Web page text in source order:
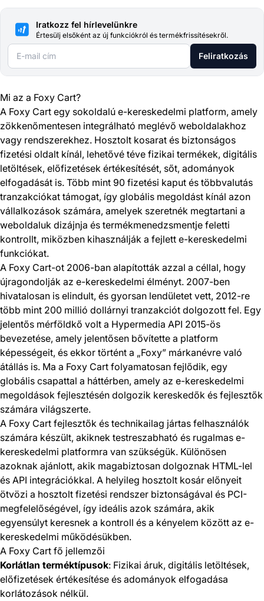
Iratkozz fel hírlevelünkre
Értesülj elsőként az új funkciókról és termékfrissítésekről.
E-mail cím Feliratkozás
Mi az a Foxy Cart?
A Foxy Cart egy sokoldalú e-kereskedelmi platform, amely
zökkenőmentesen integrálható meglévő weboldalakhoz
vagy rendszerekhez. Hosztolt kosarat és biztonságos
fizetési oldalt kínál, lehetővé téve fizikai termékek, digitális
letöltések, előfizetések értékesítését, sőt, adományok
elfogadását is. Több mint 90 fizetési kaput és többvalutás
tranzakciókat támogat, így globális megoldást kínál azon
vállalkozások számára, amelyek szeretnék megtartani a
weboldaluk dizájnja és termékmenedzsmentje feletti
kontrollt, miközben kihasználják a fejlett e-kereskedelmi
funkciókat.
A Foxy Cart-ot 2006-ban alapították azzal a céllal, hogy
újragondolják az e-kereskedelmi élményt. 2007-ben
hivatalosan is elindult, és gyorsan lendületet vett, 2012-re
több mint 200 millió dollárnyi tranzakciót dolgozott fel. Egy
jelentős mérföldkő volt a Hypermedia API 2015-ös
bevezetése, amely jelentősen bővítette a platform
képességeit, és ekkor történt a „Foxy” márkanévre való
átállás is. Ma a Foxy Cart folyamatosan fejlődik, egy
globális csapattal a háttérben, amely az e-kereskedelmi
megoldások fejlesztésén dolgozik kereskedők és fejlesztők
számára világszerte.
A Foxy Cart fejlesztők és technikailag jártas felhasználók
számára készült, akiknek testreszabható és rugalmas e-
kereskedelmi platformra van szükségük. Különösen
azoknak ajánlott, akik magabiztosan dolgoznak HTML-lel
és API integrációkkal. A helyileg hosztolt kosár előnyeit
ötvözi a hosztolt fizetési rendszer biztonságával és PCI-
megfelelőségével, így ideális azok számára, akik
egyensúlyt keresnek a kontroll és a kényelem között az e-
kereskedelmi működésükben.
A Foxy Cart fő jellemzői
Korlátlan terméktípusok: Fizikai áruk, digitális letöltések,
előfizetések értékesítése és adományok elfogadása
korlátozások nélkül.